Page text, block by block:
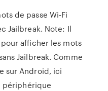
de passe Wi-Fi
Jailbreak. Note: Il
afficher les mots
Jailbreak. Comme
sur Android, ici
périphérique